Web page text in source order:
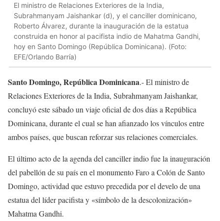
El ministro de Relaciones Exteriores de la India,
Subrahmanyam Jaishankar (d), y el canciller dominicano,
Roberto Álvarez, durante la inauguración de la estatua
construida en honor al pacifista indio de Mahatma Gandhi,
hoy en Santo Domingo (República Dominicana). (Foto:
EFE/Orlando Barría)
Santo Domingo, República Dominicana.- El ministro de
Relaciones Exteriores de la India, Subrahmanyam Jaishankar,
concluyó este sábado un viaje oficial de dos días a República
Dominicana, durante el cual se han afianzado los vínculos entre
ambos países, que buscan reforzar sus relaciones comerciales.
El último acto de la agenda del canciller indio fue la inauguración
del pabellón de su país en el monumento Faro a Colón de Santo
Domingo, actividad que estuvo precedida por el develo de una
estatua del líder pacifista y «símbolo de la descolonización»
Mahatma Gandhi.